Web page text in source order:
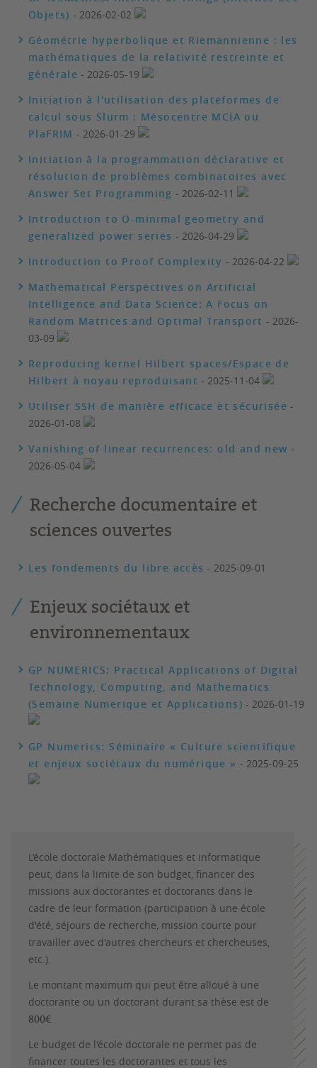
Objets) - 2026-02-02
Géométrie hyperbolique et Riemannienne : les
mathématiques de la relativité restreinte et
générale - 2026-05-19
Initiation à l'utilisation des plateformes de
calcul sous Slurm : Mésocentre MCIA ou
PlaFRIM - 2026-01-29
Initiation à la programmation déclarative et
résolution de problèmes combinatoires avec
Answer Set Programming - 2026-02-11
Introduction to O-minimal geometry and
generalized power series - 2026-04-29
Introduction to Proof Complexity - 2026-04-22
Mathematical Perspectives on Artificial
Intelligence and Data Science: A Focus on
Random Matrices and Optimal Transport - 2026-
03-09
Reproducing kernel Hilbert spaces/Espace de
Hilbert à noyau reproduisant - 2025-11-04
Utiliser SSH de manière efficace et sécurisée -
2026-01-08
Vanishing of linear recurrences: old and new -
2026-05-04
Recherche documentaire et
sciences ouvertes
Les fondements du libre accès - 2025-09-01
Enjeux sociétaux et
environnementaux
GP NUMERICS: Practical Applications of Digital
Technology, Computing, and Mathematics
(Semaine Numerique et Applications) - 2026-01-19
GP Numerics: Séminaire « Culture scientifique
et enjeux sociétaux du numérique » - 2025-09-25
L’école doctorale Mathématiques et informatique
peut, dans la limite de son budget, financer des
missions aux doctorantes et doctorants dans le
cadre de leur formation (participation à une école
d'été, séjours de recherche, mission courte pour
travailler avec d'autres chercheurs et chercheuses,
etc.).
Le montant maximum qui peut être alloué à une
doctorante ou un doctorant durant sa thèse est de
800€.
Le budget de l'école doctorale ne permet pas de
financer toutes les doctorantes et tous les